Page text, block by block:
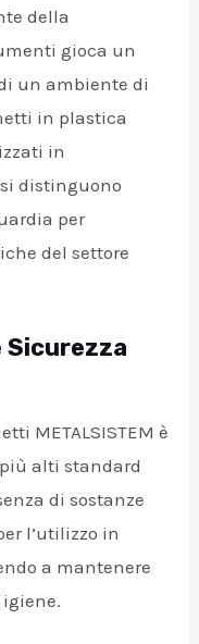
della
gioca un
un ambiente di
in plastica
in
distinguono
per
del settore
Sicurezza
METALSISTEM è
alti standard
di sostanze
l’utilizzo in
a mantenere